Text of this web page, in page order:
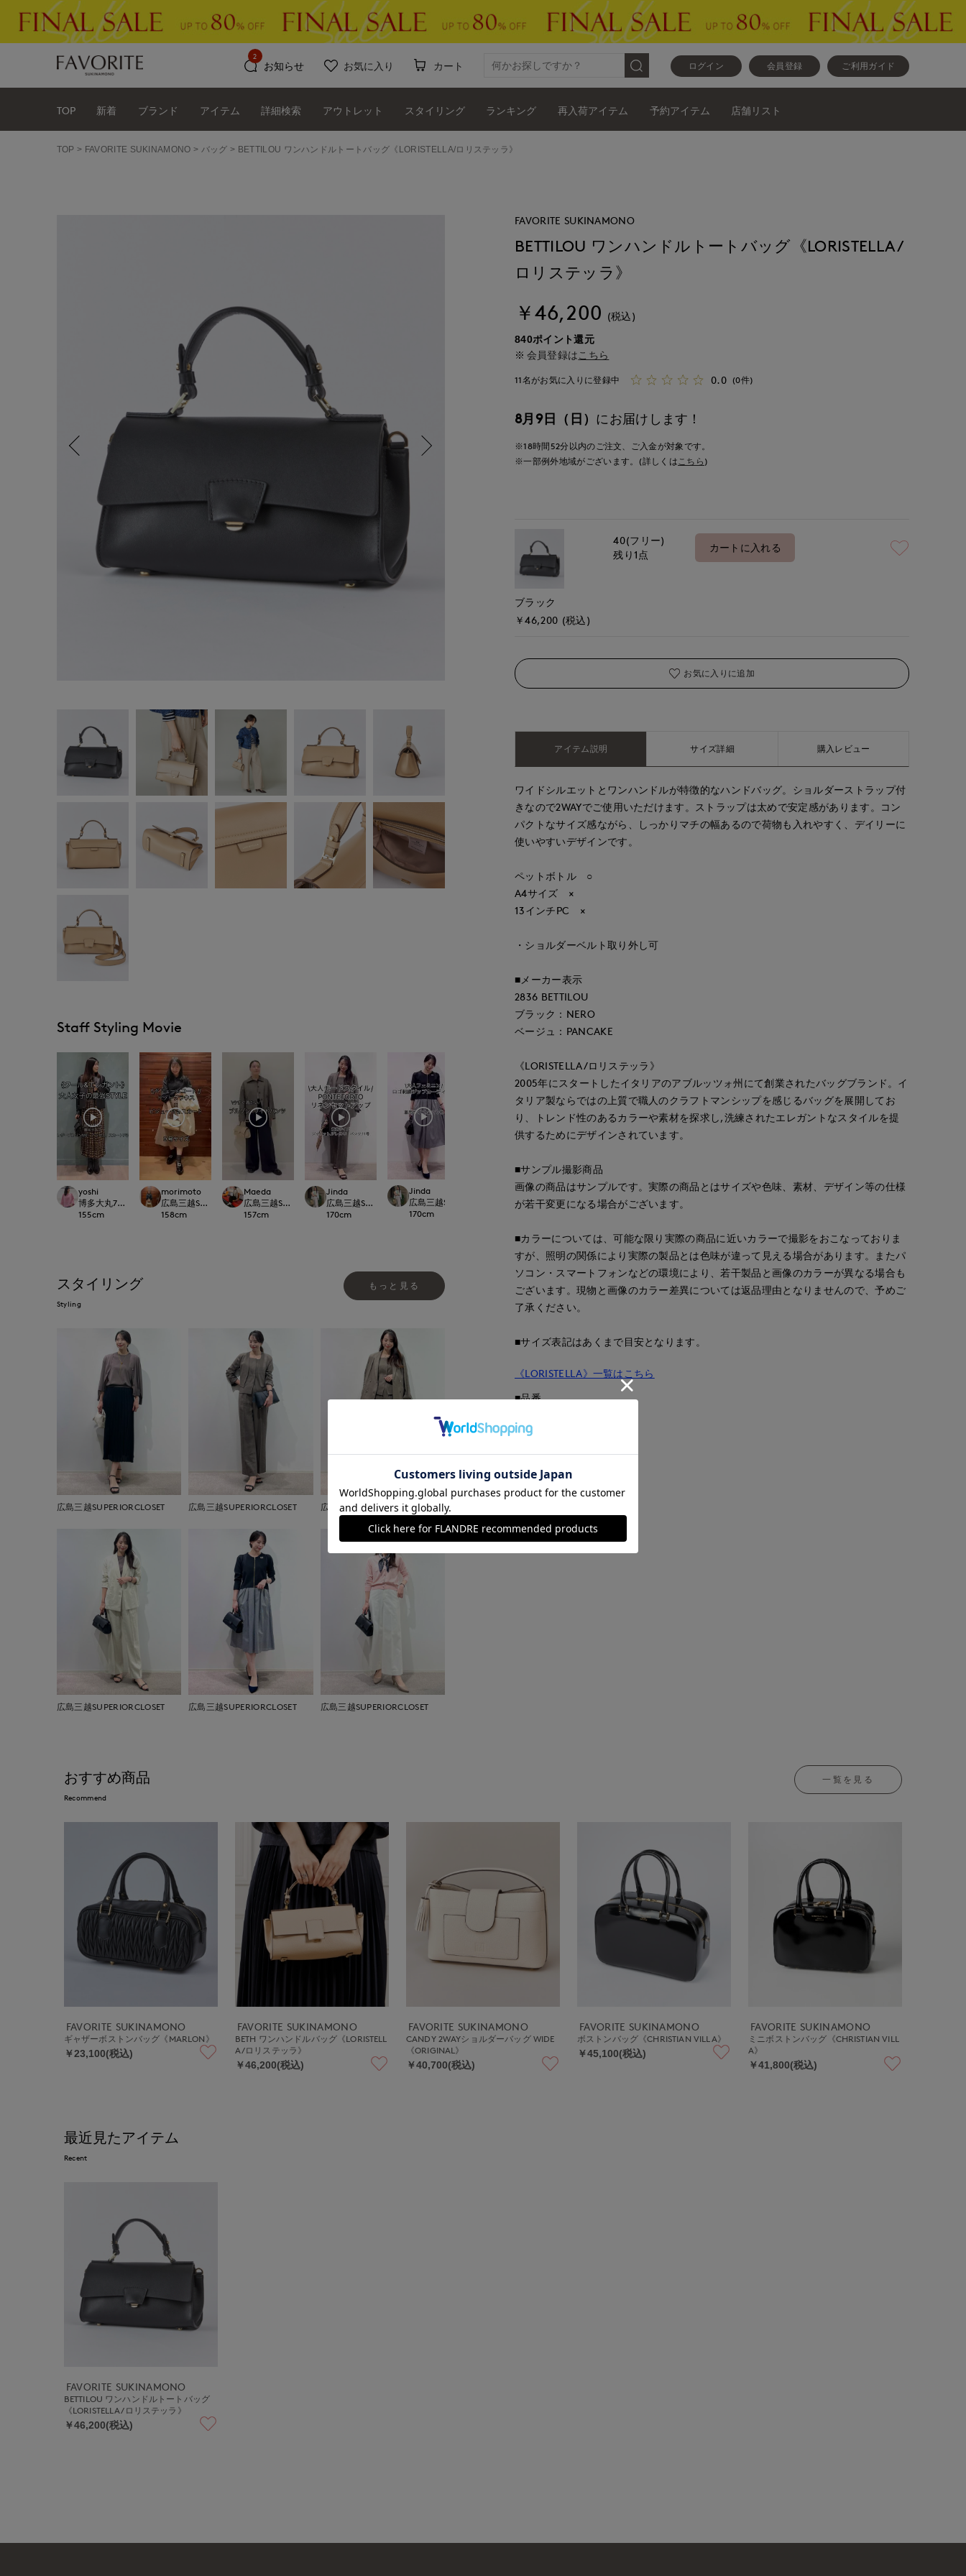
ログイン 会員登録 ご利用ガイド
お知らせ
2
お気に入り カート
TOP 新着 ブランド アイテム 詳細検索 アウトレット スタイリング ランキング 再入荷アイテム 予約アイテム 店舗リスト
TOP FAVORITE SUKINAMONO バッグ BETTILOU ワンハンドルトートバッグ《LORISTELLA/ロリステッラ》
Staff Styling Movie
yoshi
博多大丸7-IDconcept.
155cm
morimoto
広島三越SUPERIORCLOSET
158cm
Maeda
広島三越SUPERIORCLOSET
157cm
Jinda
広島三越SUPERIORCLOSET
170cm
Jinda
広島三越SUPERIORCLOSET
170cm
fumiki
小倉井筒屋SUPERIOR CLOSET
Jinda
広島三越SUPERIORCLOSET
Mikiko
新宿タカシマヤSUPERIOR CLOSET
真実
Mikiko
スタイリング
Styling
もっと見る
広島三越SUPERIORCLOSET 広島三越SUPERIORCLOSET 広島三越SUPERIORCLOSET
広島三越SUPERIORCLOSET 広島三越SUPERIORCLOSET 広島三越SUPERIORCLOSET
FAVORITE SUKINAMONO
BETTILOU ワンハンドルトートバッグ《LORISTELLA/
ロリステッラ》
￥46,200 (税込)
840ポイント還元
会員登録は こちら
11名がお気に入りに登録中 0.0 (0件)
8月9日（日） にお届けします！
※18時間 52分以内のご注文、ご入金が対象です。
※一部例外地域がございます。(詳しくはこちら )
ブラック
￥46,200 (税込)
40(フリー)
残り1点
カートに入れる
お気に入りに追加
アイテム説明 サイズ詳細 購入レビュー
ワイドシルエットとワンハンドルが特徴的なハンドバッグ。ショルダーストラップ付
きなので2WAYでご使用いただけます。ストラップは太めで安定感があります。コン
パクトなサイズ感ながら、しっかりマチの幅あるので荷物も入れやすく、デイリーに
使いやすいデザインです。
ペットボトル ○
A4サイズ ×
13インチPC ×
・ショルダーベルト取り外し可
■メーカー表示
2836 BETTILOU
ブラック：NERO
ベージュ：PANCAKE
《LORISTELLA/ロリステッラ》
2005年にスタートしたイタリアのアブルッツォ州にて創業されたバッグブランド。イ
タリア製ならではの上質で職人のクラフトマンシップを感じるバッグを展開してお
り、トレンド性のあるカラーや素材を探求し,洗練されたエレガントなスタイルを提
供するためにデザインされています。
■サンプル撮影商品
画像の商品はサンプルです。実際の商品とはサイズや色味、素材、デザイン等の仕様
が若干変更になる場合がございます。
■カラーについては、可能な限り実際の商品に近いカラーで撮影をおこなっておりま
すが、照明の関係により実際の製品とは色味が違って見える場合があります。またパ
ソコン・スマートフォンなどの環境により、若干製品と画像のカラーが異なる場合も
ございます。現物と画像のカラー差異については返品理由となりませんので、予めご
了承ください。
■サイズ表記はあくまで目安となります。
《LORISTELLA》一覧はこちら
■品番
■原産国
イタリア製
■クオリティ
牛革
■取扱い方法
おすすめ商品
Recommend
一覧を見る
FAVORITE SUKINAMONO
ギャザーボストンバッグ《MARLON》
￥23,100(税込)
FAVORITE SUKINAMONO
BETH ワンハンドルバッグ《LORISTELL
A/ロリステッラ》
￥46,200(税込)
FAVORITE SUKINAMONO
CANDY 2WAYショルダーバッグ WIDE
《ORIGINAL》
￥40,700(税込)
FAVORITE SUKINAMONO
ボストンバッグ《CHRISTIAN VILLA》
￥45,100(税込)
FAVORITE SUKINAMONO
ミニボストンバッグ《CHRISTIAN VILL
A》
￥41,800(税込)
最近見たアイテム
Recent
FAVORITE SUKINAMONO
BETTILOU ワンハンドルトートバッグ
《LORISTELLA/ロリステッラ》
￥46,200(税込)